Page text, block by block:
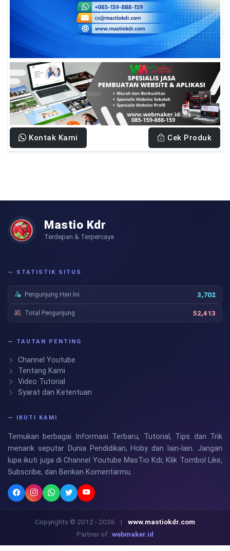
Kontak Kami Cek Produk
Mastio Kdr
Terdepan & Terpercaya
— STATISTIK SITUS
Pengunjung Hari Ini 3,702
Total Pengunjung 52,413
— TAUTAN PENTING
Channel Youtube
Tentang Kami
Video Tutorial
Syarat dan Ketentuan
— IKUTI KAMI
Temukan berbagai Informasi Terbaru, Tutorial, Tips dan Trik
menarik seputar Dunia Pendidikan, Hoby dan lain-lain. Jangan
lupa ikuti juga di Channel Youtube MasTio Kdr, Klik Tombol Like,
Subscribe, dan Berikan Komentarmu.
Copyrights © 2012 - 2026 |
www.mastiokdr.com
Partner of : webmaker.id